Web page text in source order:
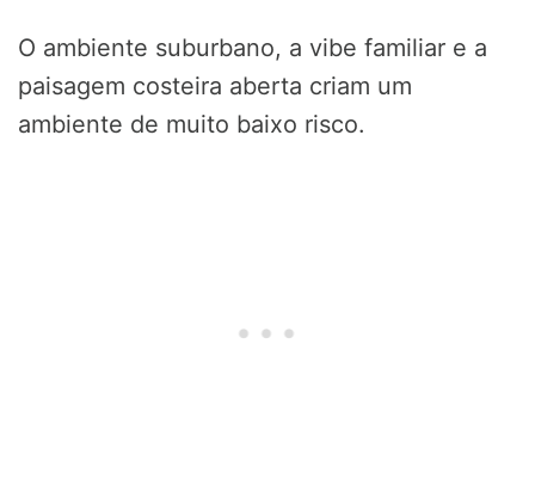
O ambiente suburbano, a vibe familiar e a
paisagem costeira aberta criam um
ambiente de muito baixo risco.